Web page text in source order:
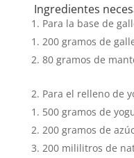
Ingredientes
Para la base de
200 gramos de
80 gramos de
Para el relleno de
500 gramos de
200 gramos de
200 mililitros de